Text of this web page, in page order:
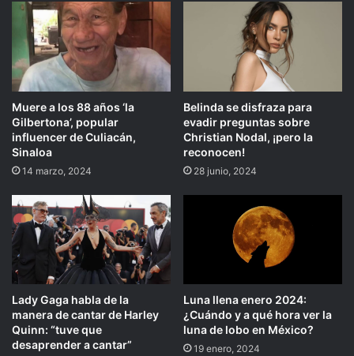
Muere a los 88 años ‘la
Gilbertona’, popular
influencer de Culiacán,
Sinaloa
14 marzo, 2024
Belinda se disfraza para
evadir preguntas sobre
Christian Nodal, ¡pero la
reconocen!
28 junio, 2024
Lady Gaga habla de la
manera de cantar de Harley
Quinn: “tuve que
desaprender a cantar”
Luna llena enero 2024:
¿Cuándo y a qué hora ver la
luna de lobo en México?
19 enero, 2024